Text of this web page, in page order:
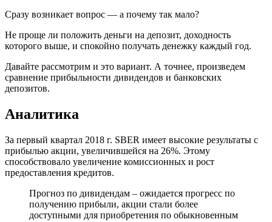
Сразу возникает вопрос — а почему так мало?
Не проще ли положить деньги на депозит, доходность
которого выше, и спокойно получать денежку каждый год.
Давайте рассмотрим и это вариант. А точнее, произведем
сравнение прибыльности дивидендов и банковских
депозитов.
Аналитика
За первый квартал 2018 г. SBER имеет высокие результаты с
прибылью акции, увеличившейся на 26%. Этому
способствовало увеличение комиссионных и рост
предоставления кредитов.
Прогноз по дивидендам – ожидается прогресс по
получению прибыли, акции стали более
доступными для приобретения по обыкновенным